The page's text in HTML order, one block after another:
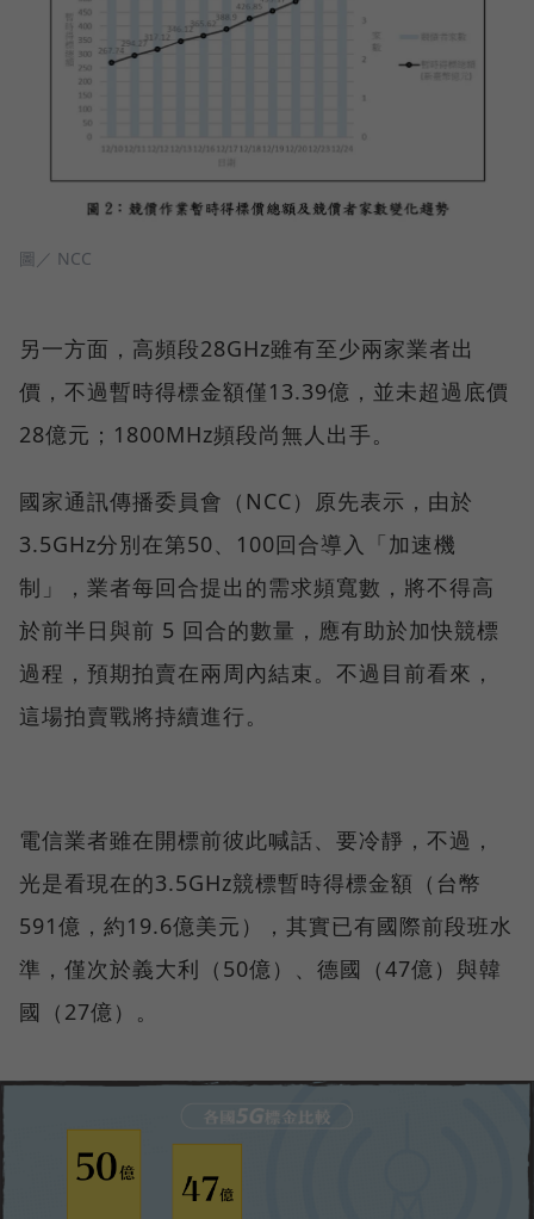
圖／ NCC
另一方面，高頻段28GHz雖有至少兩家業者出
價，不過暫時得標金額僅13.39億，並未超過底價
28億元；1800MHz頻段尚無人出手。
國家通訊傳播委員會（NCC）原先表示，由於
3.5GHz分別在第50、100回合導入「加速機
制」，業者每回合提出的需求頻寬數，將不得高
於前半日與前 5 回合的數量，應有助於加快競標
過程，預期拍賣在兩周內結束。不過目前看來，
這場拍賣戰將持續進行。
電信業者雖在開標前彼此喊話、要冷靜，不過，
光是看現在的3.5GHz競標暫時得標金額（台幣
591億，約19.6億美元），其實已有國際前段班水
準，僅次於義大利（50億）、德國（47億）與韓
國（27億）。